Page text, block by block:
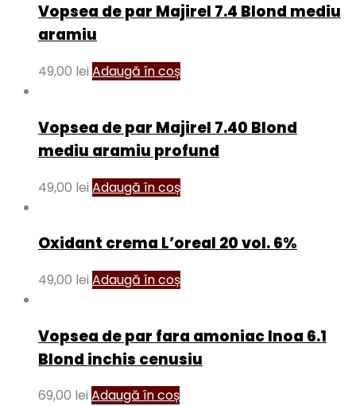
Vopsea de par Majirel 7.4 Blond mediu
aramiu
49,00 lei Adaugă în coș
Vopsea de par Majirel 7.40 Blond
mediu aramiu profund
49,00 lei Adaugă în coș
Oxidant crema L’oreal 20 vol. 6%
49,00 lei Adaugă în coș
Vopsea de par fara amoniac Inoa 6.1
Blond inchis cenusiu
69,00 lei Adaugă în coș